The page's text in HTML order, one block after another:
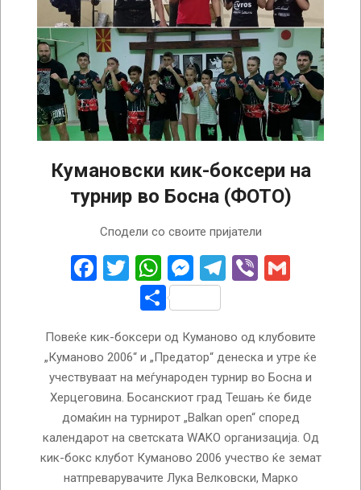
Кумановски кик-боксери на
турнир во Босна (ФОТО)
Сподели со своите пријатели
Facebook
Twitter
WhatsApp
Messenger
Telegram
Viber
Share
Повеќе кик-боксери од Куманово од клубовите
„Куманово 2006“ и „Предатор“ денеска и утре ќе
учествуваат на меѓународен турнир во Босна и
Херцеговина. Босанскиот град Тешањ ќе биде
домаќин на турнирот „Balkan open“ според
календарот на светската WAKO организација. Од
кик-бокс клубот Куманово 2006 учество ќе земат
натпреварувачите Лука Велковски, Марко